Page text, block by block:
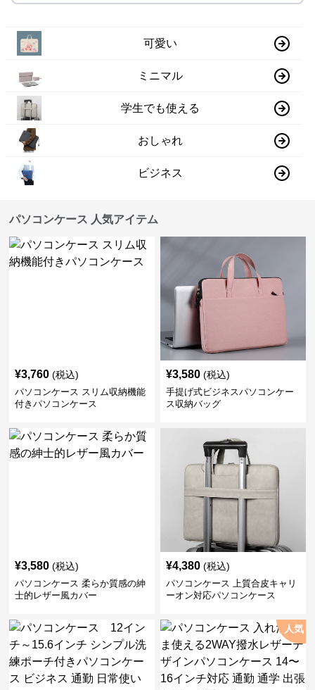
可愛い
ミニマル
学生でも使える
おしゃれ
ビジネス
パソコンケース 人気アイテム
¥3,760 (税込)
パソコンケース スリム収納機能
付きパソコンケース
¥3,580 (税込)
手提げ式ビジネスパソコンケー
ス収納バッグ
¥3,580 (税込)
パソコンケース 柔らか質感の紳
士的レザー風カバー
¥4,380 (税込)
パソコンケース 上質合皮キャリ
ーオン対応パソコンケース
人気